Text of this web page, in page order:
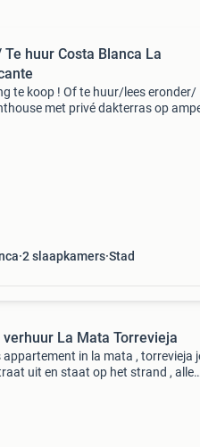
Te huur Costa Blanca La
te koop ! Of te huur/lees eronder/
met privé dakterras op
2 slaapkamers Stad
La Mata Torrevieja
appartement in la mata , torrevieja
uit en staat op het strand , alle